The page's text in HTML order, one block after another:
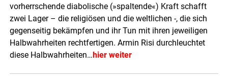
vorherrschende diabolische (»spaltende«) Kraft schafft
zwei Lager – die religiösen und die weltlichen -, die sich
gegenseitig bekämpfen und ihr Tun mit ihren jeweiligen
Halbwahrheiten rechtfertigen. Armin Risi durchleuchtet
diese Halbwahrheiten… hier weiter